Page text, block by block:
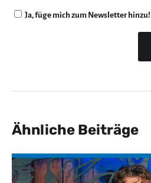
Ja, füge mich zum Newsletter hinzu!
Ähnliche Beiträge